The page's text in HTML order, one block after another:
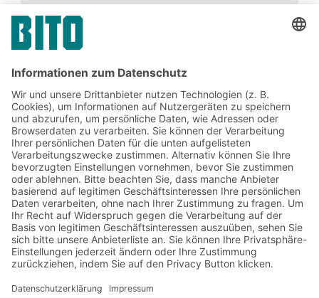
Einhaltung nachweisen.
Jetzt beim BITO Newsletter
anmelden:
Lager- & Logistiknews
Exklusive Rabatte
Neuheiten